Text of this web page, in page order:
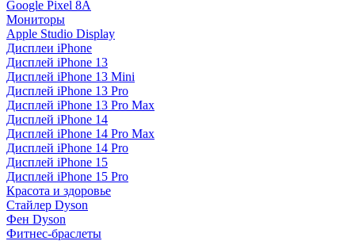
Google Pixel 8A
Мониторы
Apple Studio Display
Дисплеи iPhone
Дисплей iPhone 13
Дисплей iPhone 13 Mini
Дисплей iPhone 13 Pro
Дисплей iPhone 13 Pro Max
Дисплей iPhone 14
Дисплей iPhone 14 Pro Max
Дисплей iPhone 14 Pro
Дисплей iPhone 15
Дисплей iPhone 15 Pro
Красота и здоровье
Стайлер Dyson
Фен Dyson
Фитнес-браслеты